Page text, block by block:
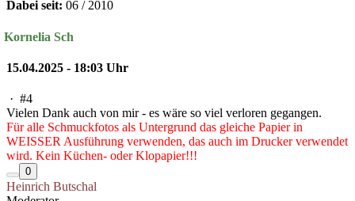
Dabei seit: 06 / 2010
Kornelia Sch
15.04.2025 - 18:03 Uhr
· #4
Vielen Dank auch von mir - es wäre so viel verloren gegangen.
Für alle Schmuckfotos als Untergrund das gleiche Papier in
WEISSER Ausführung verwenden, das auch im Drucker verwendet
wird. Kein Küchen- oder Klopapier!!!
0
Heinrich Butschal